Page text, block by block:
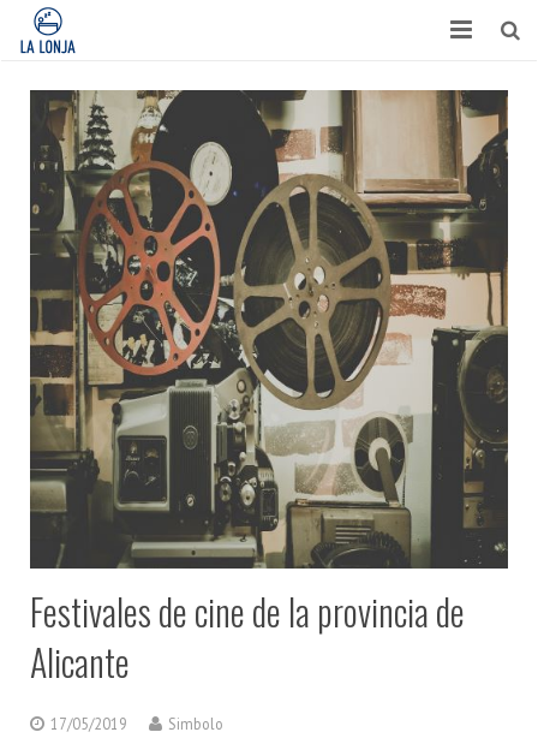
HABITACIONES
CONTACTO
TURISMO
OPINIONES
BLOG
APARTAMENTOS
Festivales de cine de la provincia de
Alicante
17/05/2019
Simbolo